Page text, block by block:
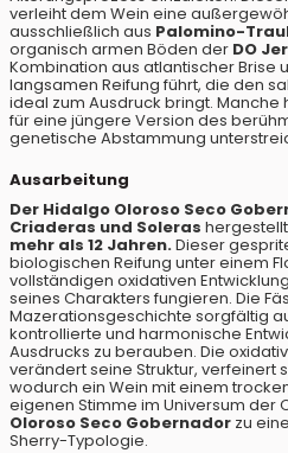
verleiht dem Wein eine
ausschließlich aus Palomino-
organisch armen Böden der DO
Kombination aus atlantischer Brise
langsamen Reifung führt, die den
ideal zum Ausdruck bringt. Manche
für eine jüngere Version des
genetische Abstammung
Ausarbeitung
Der Hidalgo Oloroso Seco
Criaderas und Soleras
mehr als 12 Jahren.Dieser
biologischen Reifung unter einem
vollständigen oxidativen
seines Charakters fungieren. Die
Mazerationsgeschichte sorgfältig
kontrollierte und harmonische
Ausdrucks zu berauben. Die
verändert seine Struktur, verfeinert
wodurch ein Wein mit einem
eigenen Stimme im Universum der
Oloroso Seco Gobernador zu
Sherry-Typologie.